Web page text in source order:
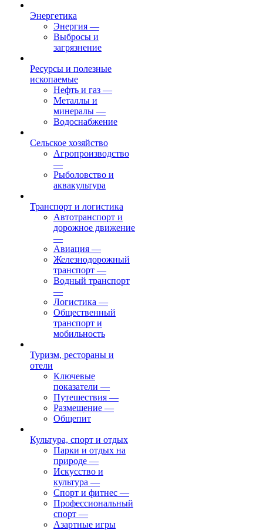
Энергетика
Энергия —
Выбросы и
загрязнение
Ресурсы и полезные
ископаемые
Нефть и газ —
Металлы и
минералы —
Водоснабжение
Сельское хозяйство
Агропроизводство
—
Рыболовство и
аквакультура
Транспорт и логистика
Автотранспорт и
дорожное движение
—
Авиация —
Железнодорожный
транспорт —
Водный транспорт
—
Логистика —
Общественный
транспорт и
мобильность
Туризм, рестораны и
отели
Ключевые
показатели —
Путешествия —
Размещение —
Общепит
Культура, спорт и отдых
Парки и отдых на
природе —
Искусство и
культура —
Спорт и фитнес —
Профессиональный
спорт —
Азартные игры